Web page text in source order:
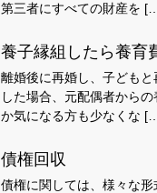
第三者にすべての財産を
養子縁組したら養育
離婚後に再婚し、子ども
した場合、元配偶者から
か気になる方も少なくな
債権回収
債権に関しては、様々な形